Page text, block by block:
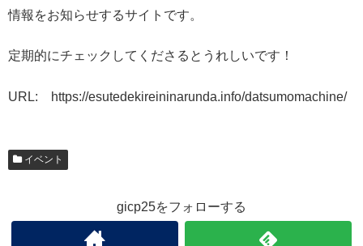
情報をお知らせするサイトです。
定期的にチェックしてくださるとうれしいです！
URL: https://esutedekireininarunda.info/datsumomachine/
イベント
gicp25をフォローする